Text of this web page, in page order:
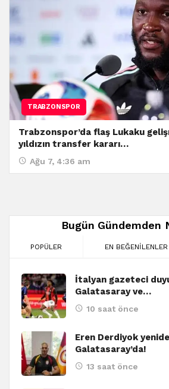
TRABZONSPOR
Trabzonspor’da flaş Lukaku
yıldızın transfer kararı…
Ağu 7, 4:36 am
Bugün Gündemden
POPÜLER EN BEĞENILENLER
İtalyan gazeteci
Galatasaray ve…
10 saat önce
Eren Derdiyok
Galatasaray’da!
13 saat önce